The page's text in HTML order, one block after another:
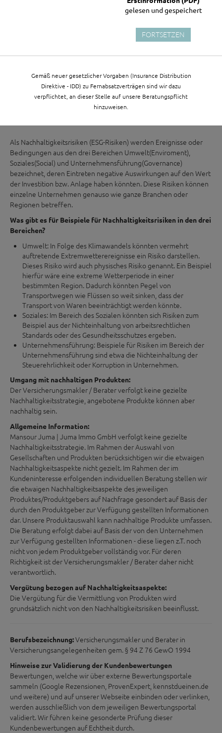
GISA-Zahl als Versicherungsmakler: 24929080
Bundesministerium für Wissenschaft, Forschung und Wirtschaft
www.gisa.gv.at/versicherungsvermittlerregister
Weitere Informationen: www.wko.at
Umgang mit Nachhaltigkeit(ESG-Risiken)
Als Nachhaltigkeitsrisiken (ESG-Risiken) werden Ereignisse oder
Bedingungen aus den drei Bereichen Umwelt(Enviroment),
Soziales(Social) und Unternehmensführung(Governance)
bezeichnet, deren Eintreten negative Auswirkungen auf den Wert
der Investition bzw. Anlage haben könnten. Diese Risiken können
einzelne Unternehmen genauso wie ganze Branchen oder
Regionen betreffen.
Was gibt es für Beispiele für Nachhaltigkeitsrisiken in den drei
Bereichen?
Umwelt: In Folge des Klimawandels könnten vermehrt
auftretende Extremwetterereignisse ein Risiko darstellen.
Dieses Risiko wird auch physisches Risiko genannt. Ein Beispiel
hierfür wäre eine extreme Wetterperiode in einer
bestimmten Region. Dadurch könnten Pegel von
Transportwegen wie Flüssen so weit sinken, dass der
Transport von Waren beeinträchtigt werden könnte.
Soziales: Im Bereich des Sozialen könnten sich Risiken zum
Beispiel aus der Nichteinhaltung von arbeitsrechtlichen
Standards oder des Gesundheitsschutzes ergeben.
Unternehmensführung: Beispiele für Risiken im Bereich der
Unternehmensführung sind etwa die Nichteinhaltung der
Steuerehrlichkeit oder Korruption in Unternehmen.
Umgang mit nachhaltigen Produkten:
Der Versicherungsmakler / Berater verfolgt keine gezielte
Nachhaltigkeitsstrategie, angebotene Produkte können aber
nachhaltig sein.
Allgemeine Information:
Mansour Juma | Juma Immo GmbH verfolgt keine gezielte
Nachhaltigkeitsstrategie. Im Rahmen der Auswahl von
Gesellschaften und Produkten berücksichtigen wir die etwaigen
Nachhaltigkeitsaspekte nicht gezielt. Im Rahmen der im
Kundeninteresse erfolgenden individuellen Beratung stellen wir
die etwaigen Nachhaltigkeitsaspekte des jeweiligen
Produktes/Produktgebers auf Nachfrage gesondert auf Basis der
durch den Produktgeber zur Verfügung gestellten Informationen
dar. Unsere Produktauswahl kann nachhaltige Produkte umfassen.
Die Beratung erfolgt dabei auf Basis der von den Unternehmen
zur Verfügung gestellten Informationen - diese liegen z.T. noch
nicht von jedem Produktgeber vollständig vor. Für deren
Richtigkeit ist der Versicherungsmakler / Berater daher nicht
verantwortlich.
Vergütung bezogen auf Nachhaltigkeitsaspekte:
Die Vergütung für die Vermittlung von Produkten wird
grundsätzlich nicht von den Nachhaltigkeitsrisiken beeinflusst.
Berufsbezeichnung:Versicherungsmakler und Berater in
Versicherungsangelegenheiten gem. § 94 Z 76 GewO 1994
Hinweise zur Validierung der Kundenbewertungen
Bewertungen, welche wir über externe Bewertungsportale
sammeln (Google Rezensionen, ProvenExpert, kennstdueinen.de
und weitere) und auf unserer Webseite einbinden oder verlinken,
werden ausschließlich von dem jeweiligen Bewertungsportal
validiert. Wir führen keine gesonderte Prüfung dieser
Kundenbewertungen auf Echtheit durch.
gelesen und gespeichert
FORTSETZEN
Gemäß neuer gesetzlicher Vorgaben (Insurance Distribution
Direktive - IDD) zu Fernabsatzverträgen sind wir dazu
verpflichtet, an dieser Stelle auf unsere Beratungspflicht
hinzuweisen.